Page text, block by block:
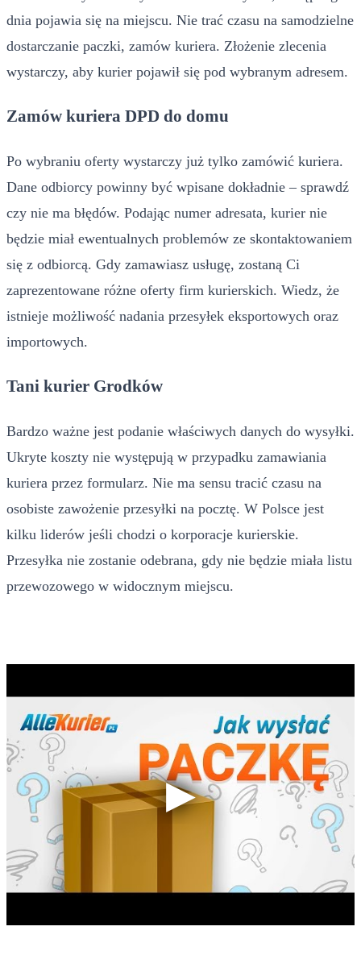
dnia pojawia się na miejscu. Nie trać czasu na samodzielne
dostarczanie paczki, zamów kuriera. Złożenie zlecenia
wystarczy, aby kurier pojawił się pod wybranym adresem.
Zamów kuriera DPD do domu
Po wybraniu oferty wystarczy już tylko zamówić kuriera.
Dane odbiorcy powinny być wpisane dokładnie – sprawdź
czy nie ma błędów. Podając numer adresata, kurier nie
będzie miał ewentualnych problemów ze skontaktowaniem
się z odbiorcą. Gdy zamawiasz usługę, zostaną Ci
zaprezentowane różne oferty firm kurierskich. Wiedz, że
istnieje możliwość nadania przesyłek eksportowych oraz
importowych.
Tani kurier Grodków
Bardzo ważne jest podanie właściwych danych do wysyłki.
Ukryte koszty nie występują w przypadku zamawiania
kuriera przez formularz. Nie ma sensu tracić czasu na
osobiste zawożenie przesyłki na pocztę. W Polsce jest
kilku liderów jeśli chodzi o korporacje kurierskie.
Przesyłka nie zostanie odebrana, gdy nie będzie miała listu
przewozowego w widocznym miejscu.